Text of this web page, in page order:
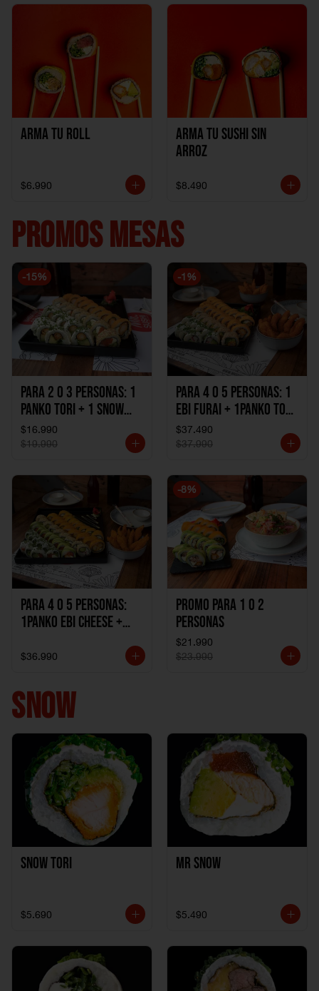
Arma Tu Roll
$6.990
Arma tu Sushi sin
Arroz
$8.490
PROMOS MESAS
-15%
Para 2 o 3 personas: 1
Panko Tori + 1 Snow
Ebi Cheese + 1
California Sake Cheese
$16.990
$19.990
-1 %
Para 4 o 5 personas: 1
Ebi Furai + 1Panko Tori
+ 1Snow Kani +
1California Sake +
1Katzu de Camaron
$37.490
$37.990
Para 4 o 5 personas:
1Panko Ebi Cheese +
Sake + 1Avocado Beto
1Katzu de Pollo
$36.990
-8%
Promo Para 1 o 2
personas
$21.990
$23.990
SNOW
Snow Tori
$5.690
Mr Snow
$5.490